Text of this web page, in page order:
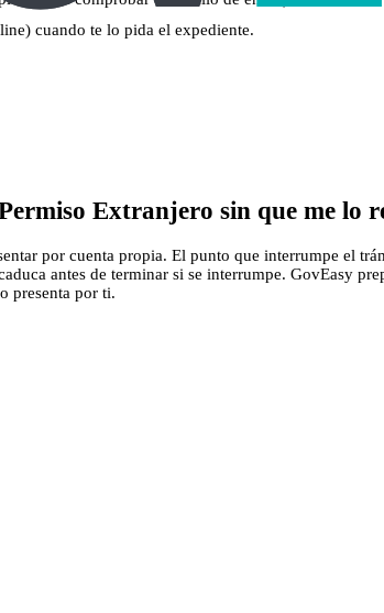
cuando te lo pida el expediente.
Extranjero sin que me lo
por cuenta propia. El punto que interrumpe el
antes de terminar si se interrumpe. GovEasy
presenta por ti.